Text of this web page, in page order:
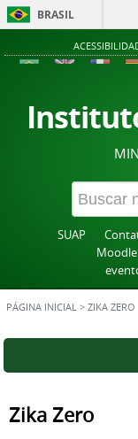
BRASIL
SUAP
Moodle
PÁGINA INICIAL > ZIKA ZERO
Zika Zero